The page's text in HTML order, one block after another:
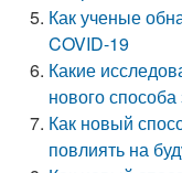
Как ученые
COVID-19
Какие
нового
Как новый
повлиять на